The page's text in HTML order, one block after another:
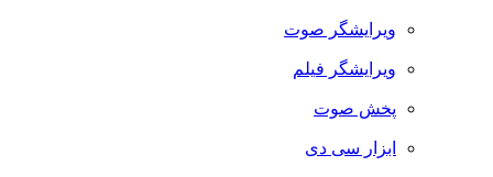
ویرایشگر صوت
ویرایشگر فیلم
پخش صوت
ابزار سی دی